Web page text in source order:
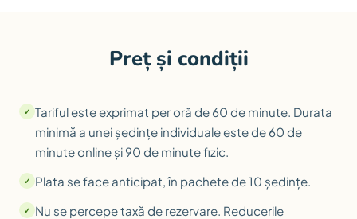
Preț și condiții
Tariful este exprimat per oră de 60 de minute. Durata
minimă a unei ședințe individuale este de 60 de
minute online și 90 de minute fizic.
Plata se face anticipat, în pachete de 10 ședințe.
Nu se percepe taxă de rezervare. Reducerile